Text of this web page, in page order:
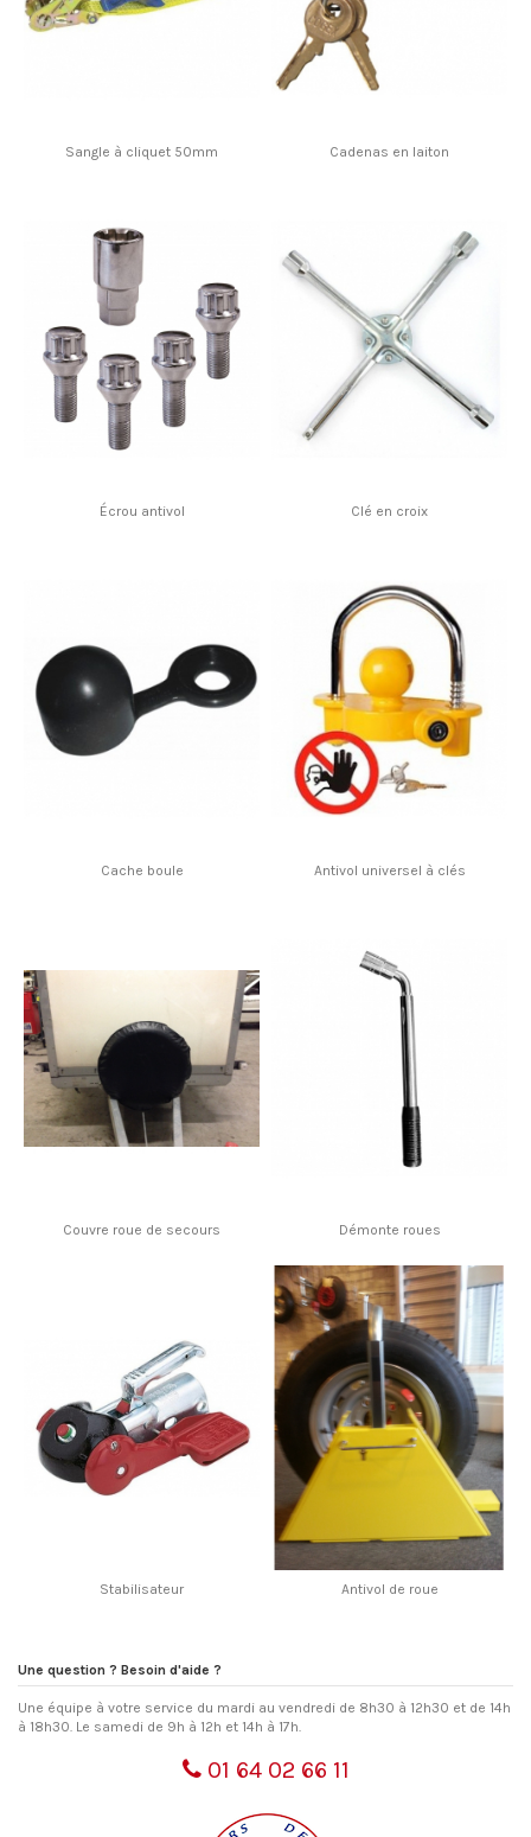
Sangle à cliquet 50mm Cadenas en laiton
Écrou antivol Clé en croix
Cache boule Antivol universel à clés
Couvre roue de secours Démonte roues
Stabilisateur Antivol de roue
Une question ? Besoin d'aide ?
Une équipe à votre service du mardi au vendredi de 8h30 à 12h30 et de 14h
à 18h30. Le samedi de 9h à 12h et 14h à 17h.
01 64 02 66 11